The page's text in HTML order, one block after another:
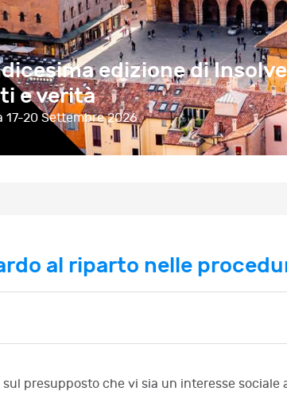
edizione di
e verità
17-20 Settembre 2026
di ristrutturazione
tra codice della
24 Ottobre 2026
al riparto nelle
presupposto che vi sia un interesse